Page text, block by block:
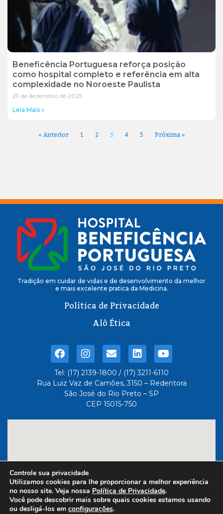
Beneficência Portuguesa reforça posição
como hospital completo e referência em alta
complexidade no Noroeste Paulista
29 de dezembro de 2025
Leia Mais »
« Anterior 1 2 3 4 5 Próxima »
Tradição em cuidar de vidas e de desenvolvimento da melhor
e mais excelente pratica da Medicina.
Política de Privacidade
Alô Ética
Tel: (17) 2139-1800 / (17) 3211-6110
Rua Luiz Vaz de Camões, 3150 – Redentora
São José do Rio Preto – SP
CEP 15015-750
Controle sua privacidade
Utilizamos cookies para lhe proporcionar a melhor experiência
no nosso site. Veja nossa Política de Privacidade.
Você pode descobrir mais sobre quais cookies estamos usando
ou desligá-los em configurações.